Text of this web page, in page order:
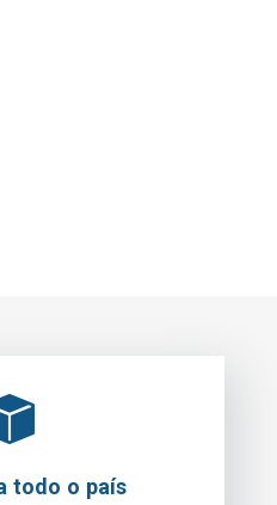
todo o país